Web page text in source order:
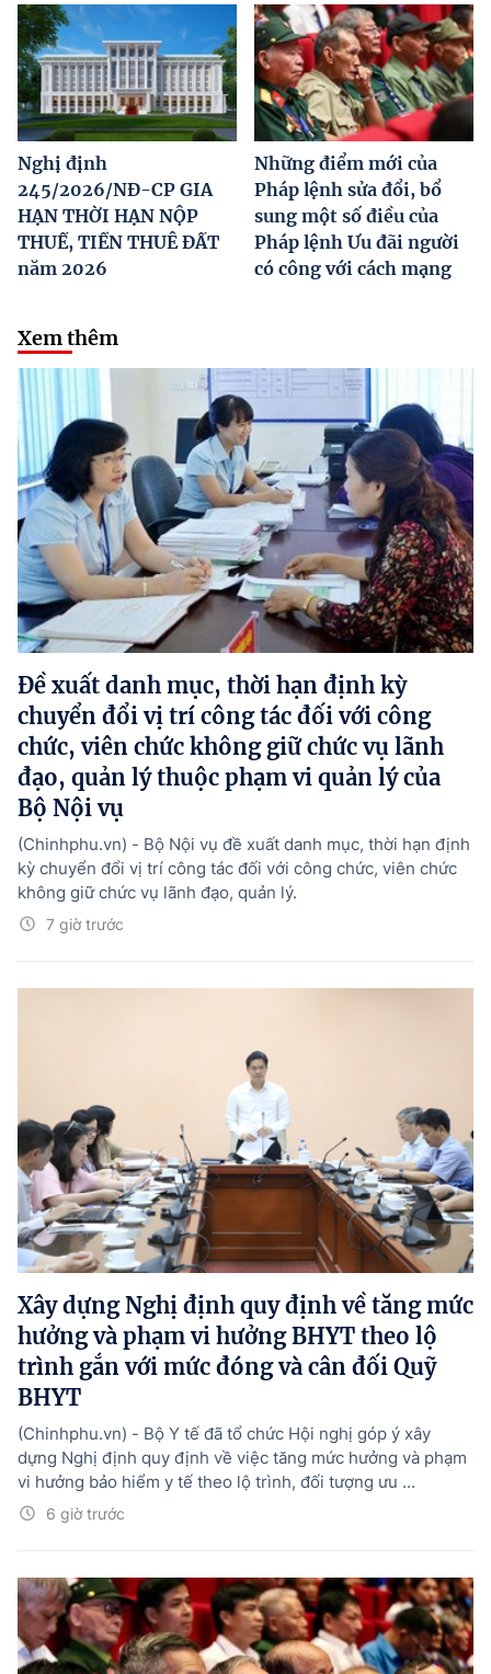
Nghị định
245/2026/NĐ-CP GIA
HẠN THỜI HẠN NỘP
THUẾ, TIỀN THUÊ ĐẤT
năm 2026
Những điểm mới của
Pháp lệnh sửa đổi, bổ
sung một số điều của
Pháp lệnh Ưu đãi người
có công với cách mạng
Xem thêm
Đề xuất danh mục, thời hạn định kỳ
chuyển đổi vị trí công tác đối với công
chức, viên chức không giữ chức vụ lãnh
đạo, quản lý thuộc phạm vi quản lý của
Bộ Nội vụ
7 giờ trước
(Chinhphu.vn) - Bộ Nội vụ đề xuất danh mục, thời hạn định
kỳ chuyển đổi vị trí công tác đối với công chức, viên chức
không giữ chức vụ lãnh đạo, quản lý.
Xây dựng Nghị định quy định về tăng mức
hưởng và phạm vi hưởng BHYT theo lộ
trình gắn với mức đóng và cân đối Quỹ
BHYT
6 giờ trước
(Chinhphu.vn) - Bộ Y tế đã tổ chức Hội nghị góp ý xây
dựng Nghị định quy định về việc tăng mức hưởng và phạm
vi hưởng bảo hiểm y tế theo lộ trình, đối tượng ưu ...